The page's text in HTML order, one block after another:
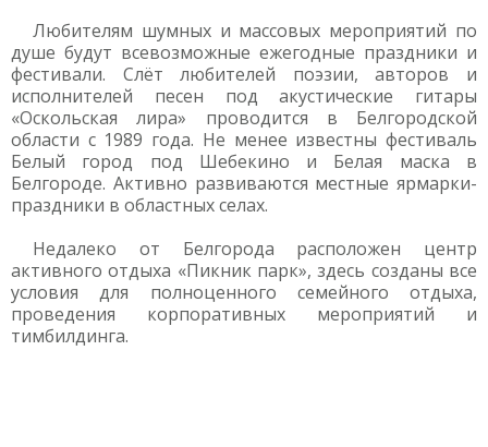
Любителям шумных и массовых мероприятий по
душе будут всевозможные ежегодные праздники и
фестивали. Слёт любителей поэзии, авторов и
исполнителей песен под акустические гитары
«Оскольская лира» проводится в Белгородской
области с 1989 года. Не менее известны фестиваль
Белый город под Шебекино и Белая маска в
Белгороде. Активно развиваются местные ярмарки-
праздники в областных селах.
Недалеко от Белгорода расположен центр
активного отдыха «Пикник парк», здесь созданы все
условия для полноценного семейного отдыха,
проведения корпоративных мероприятий и
тимбилдинга.